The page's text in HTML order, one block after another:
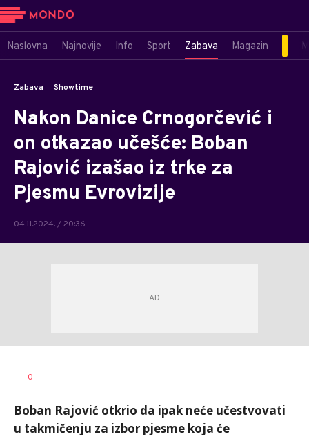
Naslovna Najnovije Info Sport Zabava Magazin
Zabava Showtime
Nakon Danice Crnogorčević i
on otkazao učešće: Boban
Rajović izašao iz trke za
Pjesmu Evrovizije
04.11.2024. / 20:36
0
Boban Rajović otkrio da ipak neće učestvovati
u takmičenju za izbor pjesme koja će